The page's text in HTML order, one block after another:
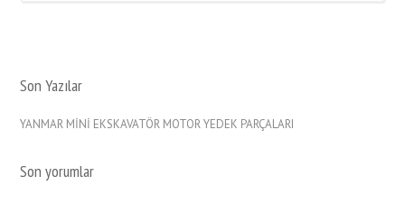
Son Yazılar
YANMAR MİNİ EKSKAVATÖR MOTOR YEDEK PARÇALARI
Son yorumlar